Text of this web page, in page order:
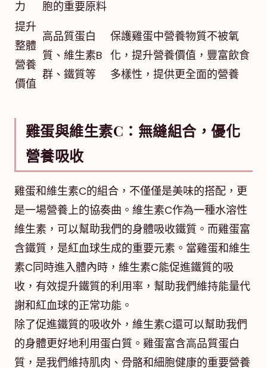
力
胞的重要原料
提升
整體
營養
價值
高品質蛋白
質、維生素B
群、鐵質等
保護雞蛋中營養物質不被氧
化，提升營養價值，豐富飲食
多樣性，提供更全面的營養
雞蛋與維生素C：無縫組合，優化
營養吸收
雞蛋和維生素C的組合，不僅僅是美味的搭配，更
是一場營養上的協奏曲。維生素C作為一種水溶性
維生素，可以幫助我們的身體吸收鐵質。而雞蛋富
含鐵質，是紅血球生成的重要元素。當雞蛋和維生
素C同時進入體內時，維生素C能促進鐵質的吸
收，有效提升鐵質的利用率，幫助我們維持能量代
謝和紅血球的正常功能。
除了促進鐵質的吸收外，維生素C還可以幫助我們
的身體更好地利用蛋白質。雞蛋富含高品質蛋白
質，是我們維持肌肉、骨骼和細胞健康的重要營養